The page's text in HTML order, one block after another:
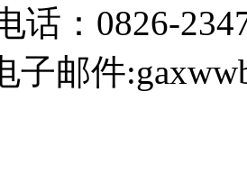
话：0826-
子邮件